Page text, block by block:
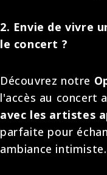
2. Envie de vivre
le concert ?
Découvrez notre
l'accès au concert
avec les artistes
parfaite pour
ambiance intimiste.